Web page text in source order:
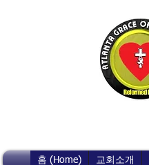
홈 (Home) 교회소개